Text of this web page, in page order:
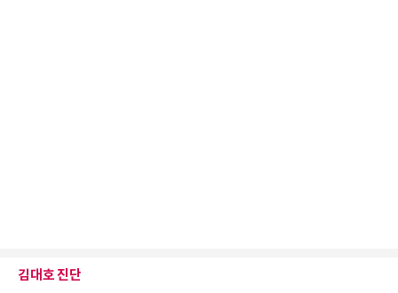
김대호 진단